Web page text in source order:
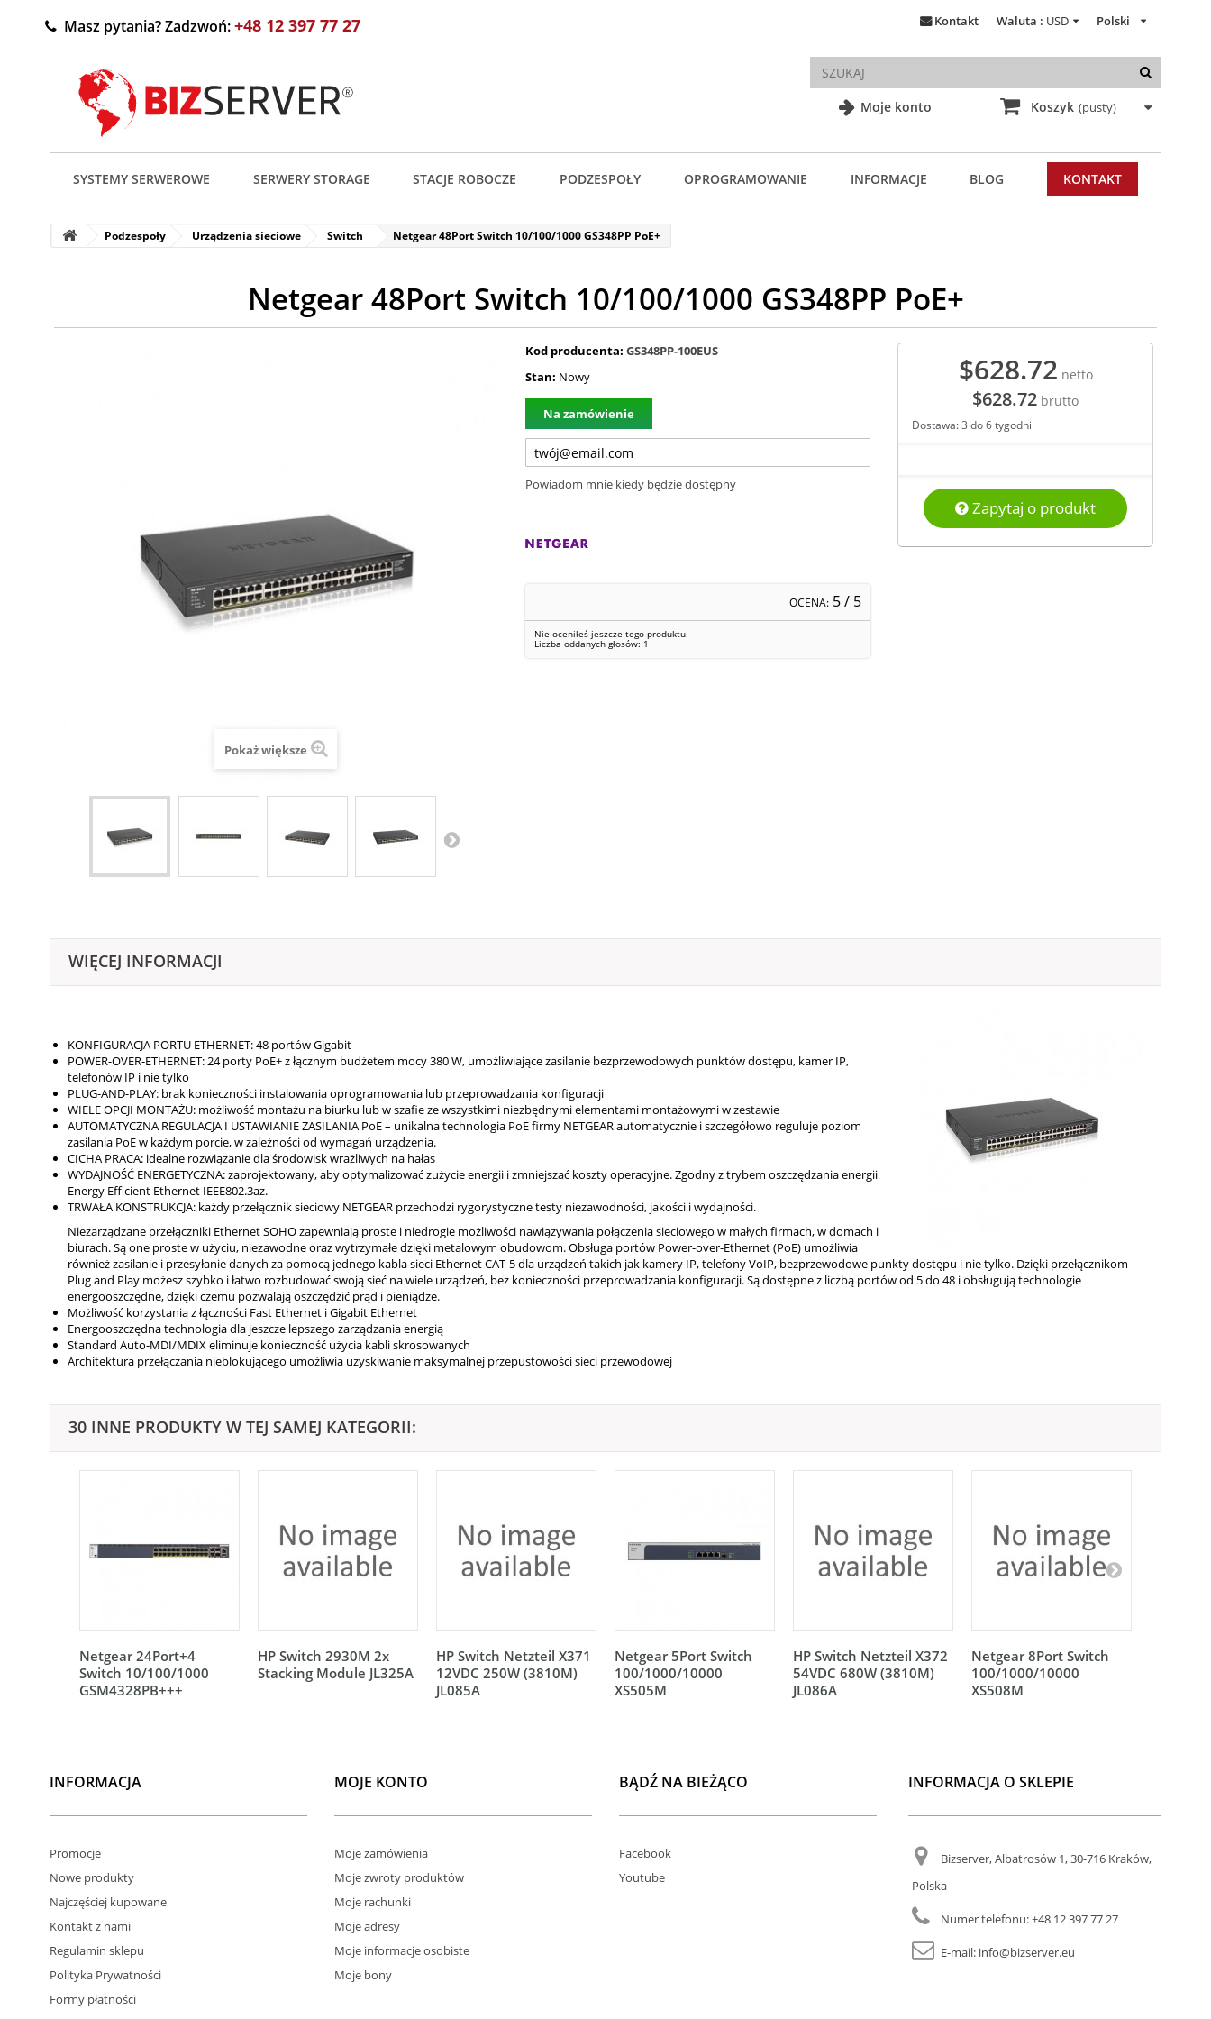
Moje konto
Polski
Waluta : USD
Kontakt
Masz pytania? Zadzwoń:+48 12 397 77 27
Koszyk (pusty)
SYSTEMY SERWEROWE SERWERY STORAGE STACJE ROBOCZE PODZESPOŁY OPROGRAMOWANIE INFORMACJE BLOG KONTAKT
Podzespoły Urządzenia sieciowe Switch Netgear 48Port Switch 10/100/1000 GS348PP PoE+
Netgear 48Port Switch 10/100/1000 GS348PP PoE+
Pokaż większe
Kod producenta: GS348PP-100EUS
Stan: Nowy
Na zamówienie
Powiadom mnie kiedy będzie dostępny
OCENA: 5/ 5
Nie oceniłeś jeszcze tego produktu.
Liczba oddanych głosów: 1
$628.72 netto
$628.72 brutto
Dostawa: 3 do 6 tygodni
Zapytaj o produkt
WIĘCEJ INFORMACJI
KONFIGURACJA PORTU ETHERNET: 48 portów Gigabit
POWER-OVER-ETHERNET: 24 porty PoE+ z łącznym budżetem mocy 380 W, umożliwiające zasilanie bezprzewodowych punktów dostępu, kamer IP,
telefonów IP i nie tylko
PLUG-AND-PLAY: brak konieczności instalowania oprogramowania lub przeprowadzania konfiguracji
WIELE OPCJI MONTAŻU: możliwość montażu na biurku lub w szafie ze wszystkimi niezbędnymi elementami montażowymi w zestawie
AUTOMATYCZNA REGULACJA I USTAWIANIE ZASILANIA PoE – unikalna technologia PoE firmy NETGEAR automatycznie i szczegółowo reguluje poziom
zasilania PoE w każdym porcie, w zależności od wymagań urządzenia.
CICHA PRACA: idealne rozwiązanie dla środowisk wrażliwych na hałas
WYDAJNOŚĆ ENERGETYCZNA: zaprojektowany, aby optymalizować zużycie energii i zmniejszać koszty operacyjne. Zgodny z trybem oszczędzania energii
Energy Efficient Ethernet IEEE802.3az.
TRWAŁA KONSTRUKCJA: każdy przełącznik sieciowy NETGEAR przechodzi rygorystyczne testy niezawodności, jakości i wydajności.
Niezarządzane przełączniki Ethernet SOHO zapewniają proste i niedrogie możliwości nawiązywania połączenia sieciowego w małych firmach, w domach i
biurach. Są one proste w użyciu, niezawodne oraz wytrzymałe dzięki metalowym obudowom. Obsługa portów Power-over-Ethernet (PoE) umożliwia
również zasilanie i przesyłanie danych za pomocą jednego kabla sieci Ethernet CAT-5 dla urządzeń takich jak kamery IP, telefony VoIP, bezprzewodowe punkty dostępu i nie tylko. Dzięki przełącznikom
Plug and Play możesz szybko i łatwo rozbudować swoją sieć na wiele urządzeń, bez konieczności przeprowadzania konfiguracji. Są dostępne z liczbą portów od 5 do 48 i obsługują technologie
energooszczędne, dzięki czemu pozwalają oszczędzić prąd i pieniądze.
Możliwość korzystania z łączności Fast Ethernet i Gigabit Ethernet
Energooszczędna technologia dla jeszcze lepszego zarządzania energią
Standard Auto-MDI/MDIX eliminuje konieczność użycia kabli skrosowanych
Architektura przełączania nieblokującego umożliwia uzyskiwanie maksymalnej przepustowości sieci przewodowej
30 INNE PRODUKTY W TEJ SAMEJ KATEGORII:
Netgear 24Port+4
Switch 10/100/1000
GSM4328PB+++
HP Switch 2930M 2x
Stacking Module JL325A
HP Switch Netzteil X371
12VDC 250W (3810M)
JL085A
Netgear 5Port Switch
100/1000/10000
XS505M
HP Switch Netzteil X372
54VDC 680W (3810M)
JL086A
Netgear 8Port Switch
100/1000/10000
XS508M
INFORMACJA
Promocje
Nowe produkty
Najczęściej kupowane
Kontakt z nami
Regulamin sklepu
Polityka Prywatności
Formy płatności
MOJE KONTO
Moje zamówienia
Moje zwroty produktów
Moje rachunki
Moje adresy
Moje informacje osobiste
Moje bony
BĄDŹ NA BIEŻĄCO
Facebook
Youtube
INFORMACJA O SKLEPIE
Bizserver, Albatrosów 1, 30-716 Kraków,
Polska
Numer telefonu:+48 12 397 77 27
E-mail: info@bizserver.eu